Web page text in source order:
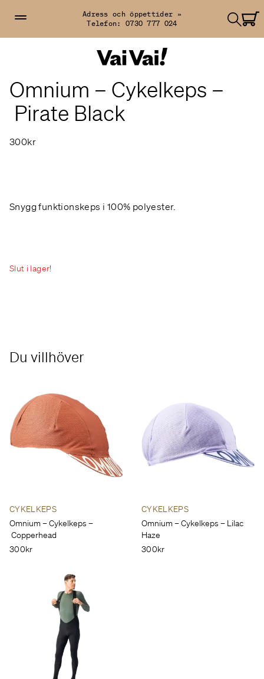
Adress och öppettider »
Telefon: 0730 777 024
Omnium – Cykelkeps –
Pirate Black
300kr
Snygg funktionskeps i 100% polyester.
Slut i lager!
Du villhöver
CYKELKEPS
Omnium – Cykelkeps –
Copperhead
300kr
CYKELKEPS
Omnium – Cykelkeps – Lilac
Haze
300kr